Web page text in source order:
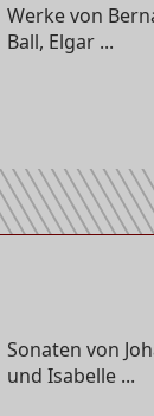
Werke von
Ball, Elgar ...
Sonaten von
und Isabelle ...